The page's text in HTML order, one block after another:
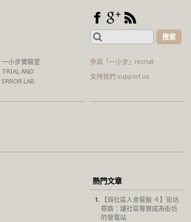
Search
for:
一小步實驗室
TRIAL AND
ERROR LAB
參與「一小步」recruit
支持我們 support us
熱門文章
【與社區人食餐飯 ４】街坊
帶路：讓社區導賞成為街坊
的發電站